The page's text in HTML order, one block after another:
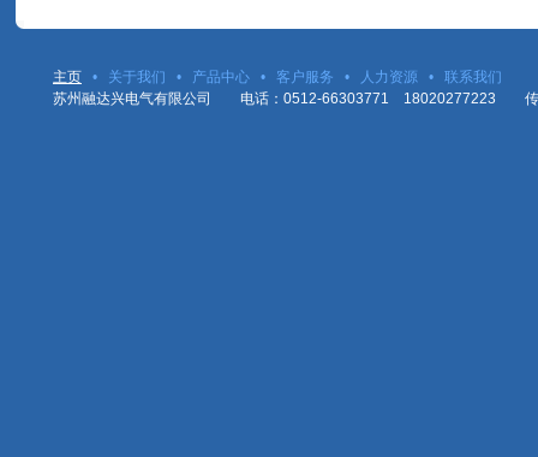
主页 • 关于我们 • 产品中心 • 客户服务 • 人力资源 •
联系我们
苏州融达兴电气有限公司 电话：0512-66303771 18020277223 传